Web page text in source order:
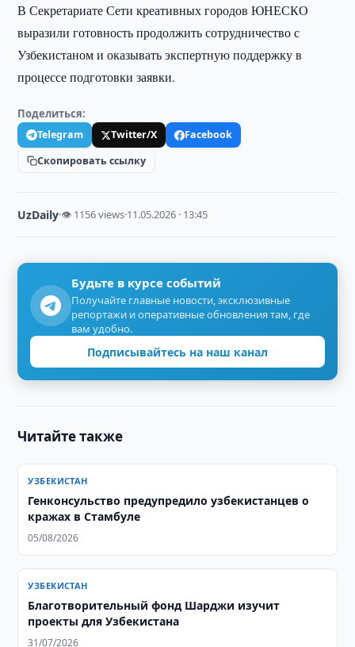
В Секретариате Сети креативных городов ЮНЕСКО
выразили готовность продолжить сотрудничество с
Узбекистаном и оказывать экспертную поддержку в
процессе подготовки заявки.
Поделиться:
Telegram Twitter/X
Facebook
Скопировать ссылку
UzDaily·👁 1156 views·11.05.2026 · 13:45
Будьте в курсе событий
Получайте главные новости, эксклюзивные
репортажи и оперативные обновления там, где
вам удобно.
Подписывайтесь на наш канал
Читайте также
УЗБЕКИСТАН
Генконсульство предупредило узбекистанцев о
кражах в Стамбуле
05/08/2026
УЗБЕКИСТАН
Благотворительный фонд Шарджи изучит
проекты для Узбекистана
31/07/2026